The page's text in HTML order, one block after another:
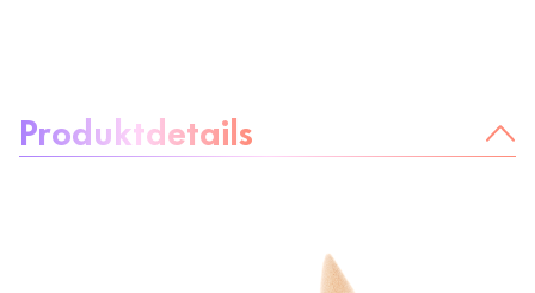
Produktdetails